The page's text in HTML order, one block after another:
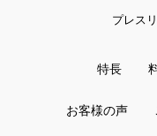
プレス
特長
お客様の声